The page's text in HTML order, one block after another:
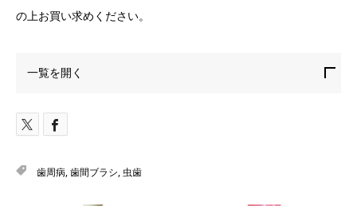
の上お買い求めください。
一覧を開く
歯周病,歯間ブラシ, 虫歯